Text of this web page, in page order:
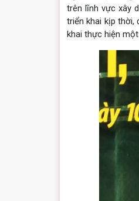
trên lĩnh vực xây
triển khai kịp thời,
khai thực hiện